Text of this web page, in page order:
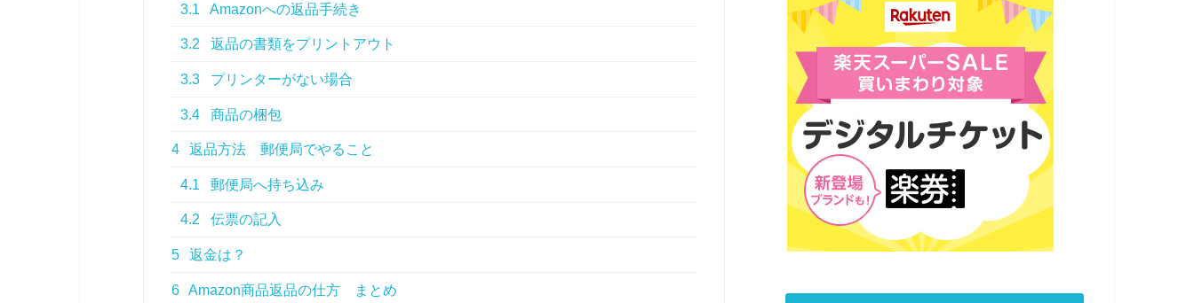
3.1 Amazonへの返品手続き
3.2 返品の書類をプリントアウト
3.3 プリンターがない場合
3.4 商品の梱包
4 返品方法 郵便局でやること
4.1 郵便局へ持ち込み
4.2 伝票の記入
5 返金は？
6 Amazon商品返品の仕方 まとめ